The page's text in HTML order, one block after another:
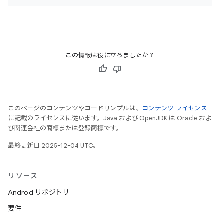
この情報は役に立ちましたか？
このページのコンテンツやコードサンプルは、
コンテンツ ライセンス
に記載のライセンスに従います。Java および OpenJDK は Oracle およ
び関連会社の商標または登録商標です。
最終更新日 2025-12-04 UTC。
リソース
Android リポジトリ
要件